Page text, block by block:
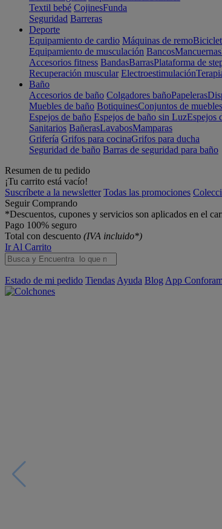
Textil bebé CojinesFunda
Seguridad Barreras
Deporte
Equipamiento de cardio Máquinas de remo
Equipamiento de musculación BancosMancuernas
Accesorios fitness BandasBarrasPlataforma de
Recuperación muscular Electroestimulación
Baño
Accesorios de baño Colgadores bañoPapeleras
Muebles de baño BotiquinesConjuntos de
Espejos de baño Espejos de baño sin LuzEspejos
Sanitarios BañerasLavabosMamparas
Grifería Grifos para cocinaGrifos para ducha
Seguridad de baño Barras de seguridad para baño
Resumen de tu pedido
¡Tu carrito está vacío!
Suscríbete a la newsletter Todas las promociones
Seguir Comprando
*Descuentos, cupones y servicios son aplicados en el
Pago 100% seguro
Total con descuento (IVA incluido*)
Ir Al Carrito
Estado de mi pedido Tiendas Ayuda Blog App